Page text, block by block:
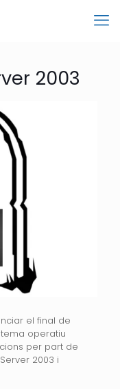
2003
el final de
operatiu
per part de
2003 i